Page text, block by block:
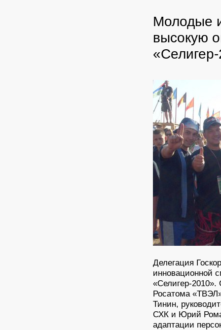
Молодые
высокую
Делегация
инновационной
«Селигер-
Росатома
Тинин,
СХК и Юрий
адаптации